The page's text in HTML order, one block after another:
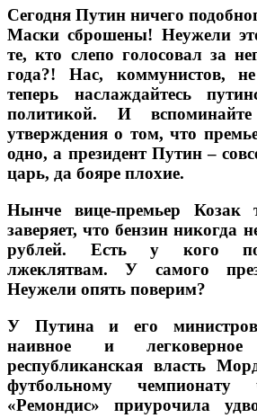
Сегодня Путин ничего
Маски сброшены! Неужели
те, кто слепо голосовал за
года?! Нас, коммунистов,
теперь наслаждайтесь
политикой. И
утверждения о том, что
одно, а президент Путин –
царь, да бояре плохие.
Нынче вице-премьер Козак
заверяет, что бензин никогда
рублей. Есть у кого
лжеклятвам. У самого
Неужели опять поверим?
У Путина и его
наивное и
республиканская власть
футбольному чемпионату
«Ремондис» приурочила